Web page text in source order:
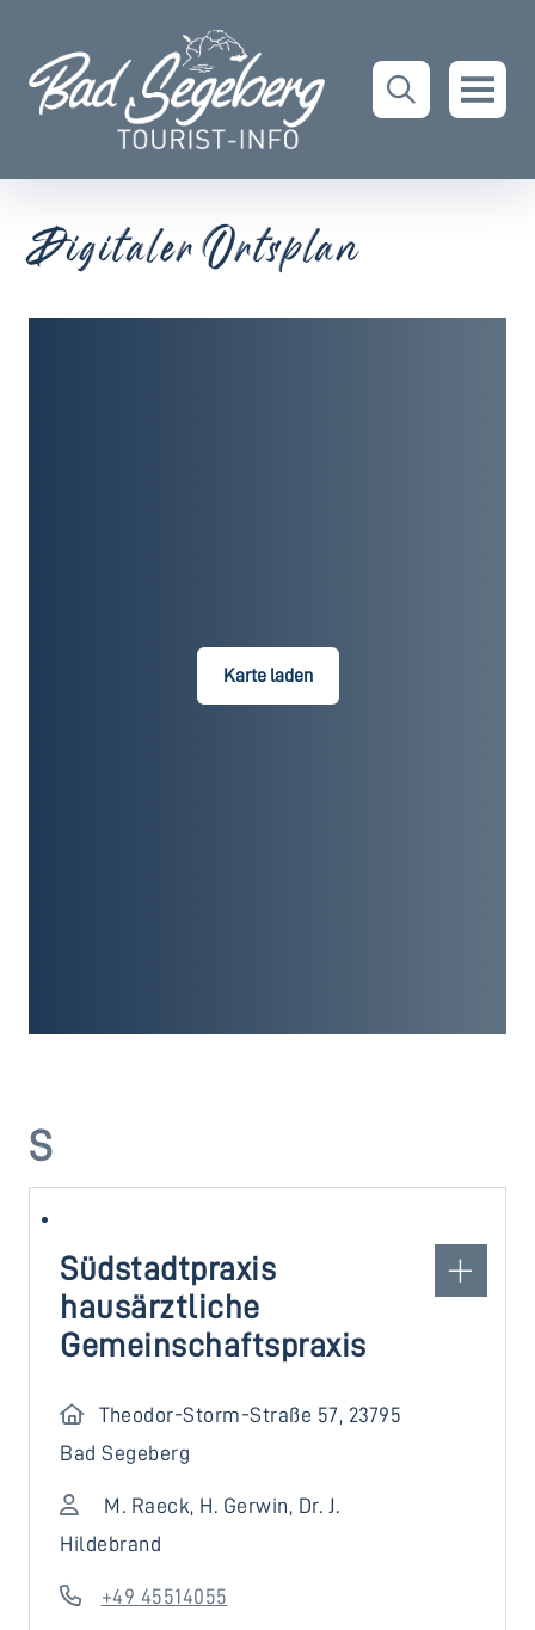
Digitaler Ortsplan
Karte laden
S
Südstadtpraxis
hausärztliche
Gemeinschaftspraxis
Theodor-Storm-Straße 57, 23795
Bad Segeberg
M. Raeck, H. Gerwin, Dr. J.
Hildebrand
+49 45514055